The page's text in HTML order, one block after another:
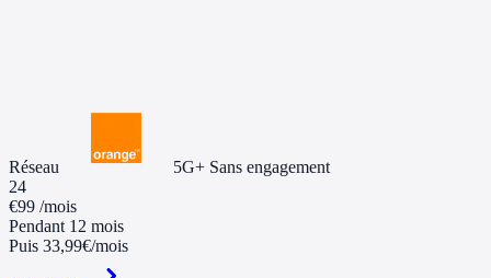
Réseau 5G+ Sans engagement
24
€99 /mois
Pendant 12 mois
Puis 33,99€/mois